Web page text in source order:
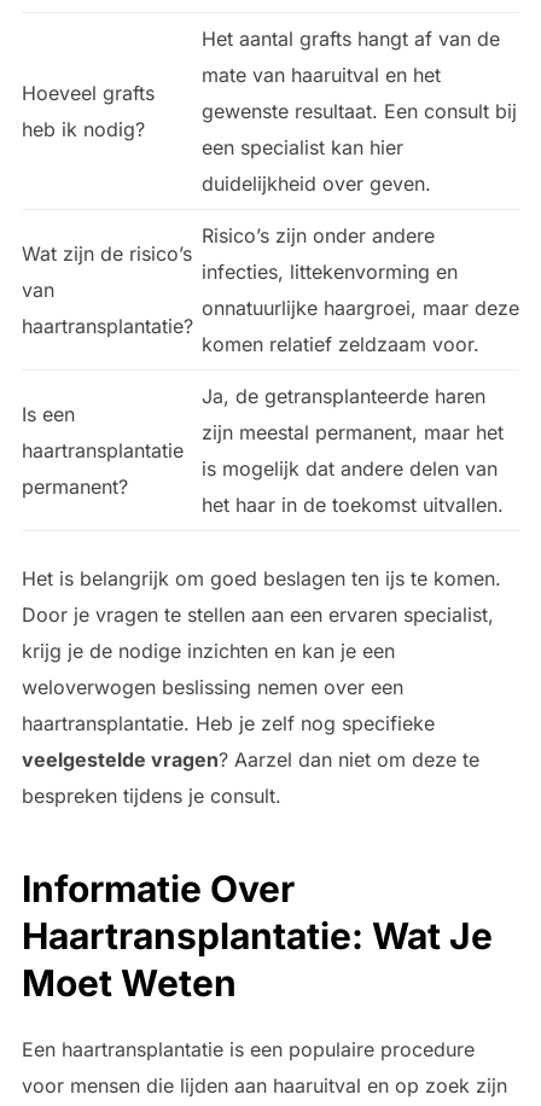
Hoeveel grafts
heb ik nodig?
Het aantal grafts hangt af van de
mate van haaruitval en het
gewenste resultaat. Een consult bij
een specialist kan hier
duidelijkheid over geven.
Wat zijn de risico’s
van
haartransplantatie?
Risico’s zijn onder andere
infecties, littekenvorming en
onnatuurlijke haargroei, maar deze
komen relatief zeldzaam voor.
Is een
haartransplantatie
permanent?
Ja, de getransplanteerde haren
zijn meestal permanent, maar het
is mogelijk dat andere delen van
het haar in de toekomst uitvallen.
Het is belangrijk om goed beslagen ten ijs te komen.
Door je vragen te stellen aan een ervaren specialist,
krijg je de nodige inzichten en kan je een
weloverwogen beslissing nemen over een
haartransplantatie. Heb je zelf nog specifieke
veelgestelde vragen? Aarzel dan niet om deze te
bespreken tijdens je consult.
Informatie Over
Haartransplantatie: Wat Je
Moet Weten
Een haartransplantatie is een populaire procedure
voor mensen die lijden aan haaruitval en op zoek zijn